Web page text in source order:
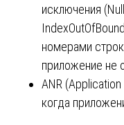
исключения
номерами
приложение не
ANR
когда